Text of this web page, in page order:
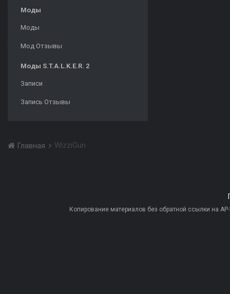
Моды
Моды
Мод Отзывы
Моды S.T.A.L.K.E.R. 2
Записи
Запись Отзывы
Главная WizziGun
Копирование материалов без обратной ссылки на